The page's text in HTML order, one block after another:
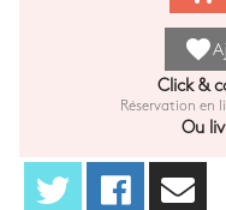
favorite
Click &
Réservation en
Ou